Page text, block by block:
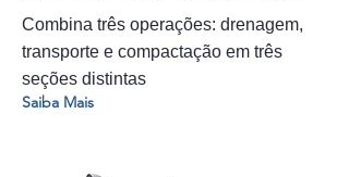
Combina três operações: drenagem,
transporte e compactação em três
seções distintas
Saiba Mais